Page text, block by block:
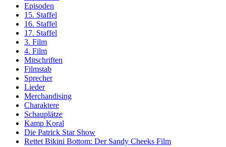
Episoden
15. Staffel
16. Staffel
17. Staffel
3. Film
4. Film
Mitschriften
Filmstab
Sprecher
Lieder
Merchandising
Charaktere
Schauplätze
Kamp Koral
Die Patrick Star Show
Rettet Bikini Bottom: Der Sandy Cheeks Film